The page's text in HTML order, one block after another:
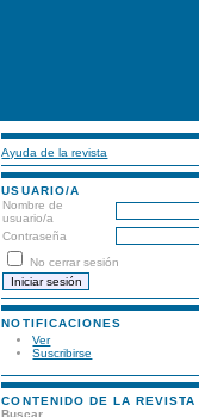
Ayuda de la revista
USUARIO/A
Nombre de
usuario/a
Contraseña
No cerrar sesión
NOTIFICACIONES
Ver
Suscribirse
CONTENIDO DE LA REVISTA
Buscar